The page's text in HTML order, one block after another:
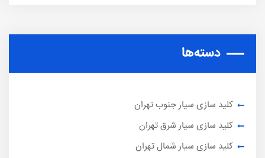
دسته‌ها
کلید سازی سیار جنوب تهران
کلید سازی سیار شرق تهران
کلید سازی سیار شمال تهران